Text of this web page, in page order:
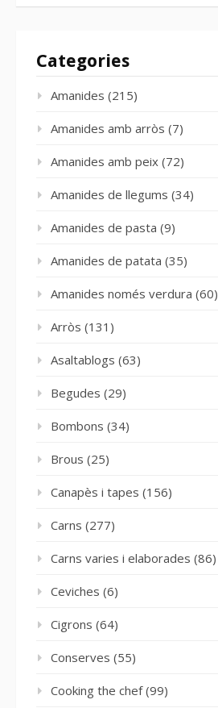
Categories
Amanides (215)
Amanides amb arròs (7)
Amanides amb peix (72)
Amanides de llegums (34)
Amanides de pasta (9)
Amanides de patata (35)
Amanides només verdura (60)
Arròs (131)
Asaltablogs (63)
Begudes (29)
Bombons (34)
Brous (25)
Canapès i tapes (156)
Carns (277)
Carns varies i elaborades (86)
Ceviches (6)
Cigrons (64)
Conserves (55)
Cooking the chef(99)